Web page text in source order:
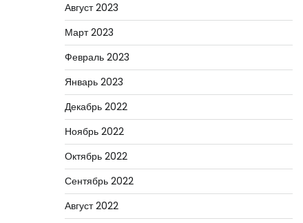
Август 2023
Март 2023
Февраль 2023
Январь 2023
Декабрь 2022
Ноябрь 2022
Октябрь 2022
Сентябрь 2022
Август 2022